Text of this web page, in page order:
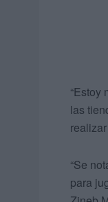
“Estoy
las
“Se
para